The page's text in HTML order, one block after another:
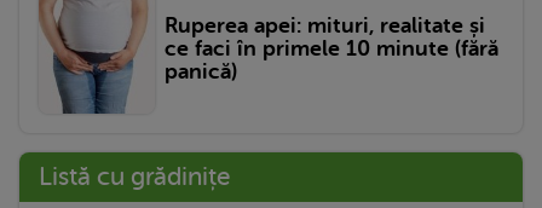
Ruperea apei: mituri, realitate și
ce faci în primele 10 minute (fără
panică)
Listă cu grădinițe